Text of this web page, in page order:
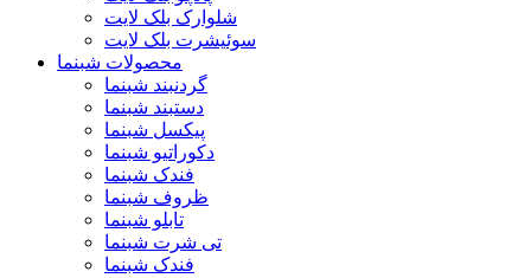
شلوارک بلک لایت
سوئیشرت بلک لایت
محصولات شبنما
گردنبند شبنما
دستبند شبنما
پیکسل شبنما
دکوراتیو شبنما
فندک شبنما
ظروف شبنما
تابلو شبنما
تی شرت شبنما
فندک شبنما